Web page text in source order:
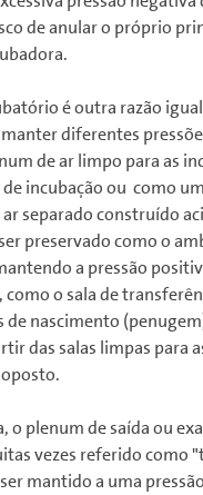
de anular o próprio
é outra razão
diferentes
de ar limpo para as
de incubação ou como
separado construído
preservado como o
a pressão
como o sala de
de nascimento
das salas limpas para
o plenum de saída ou
vezes referido como
mantido a uma